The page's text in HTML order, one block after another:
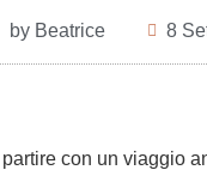
by Beatrice 8
con un viaggio